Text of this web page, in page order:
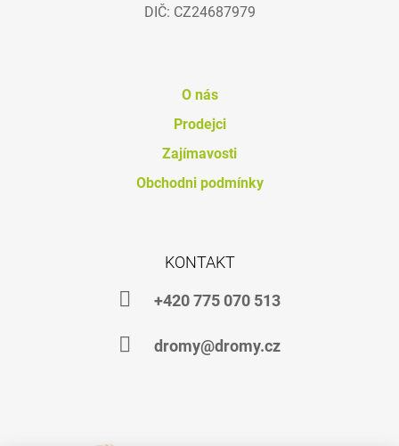
DIČ: CZ24687979
O nás
Prodejci
Zajímavosti
Obchodni podmínky
KONTAKT
+420 775 070 513
dromy@dromy.cz